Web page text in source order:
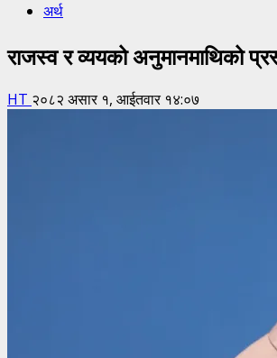
अर्थ
राजस्व र व्ययको अनुमानमाथिको
HT २०८२ असार १, आईतवार १४:०७